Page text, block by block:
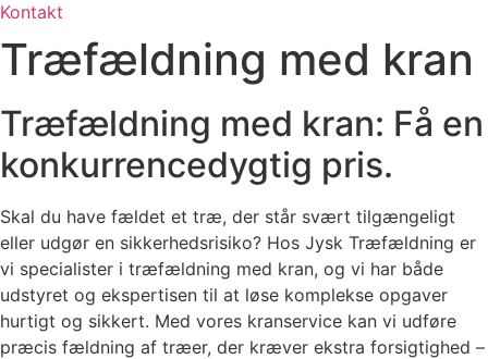
Kontakt
Træfældning med kran
Træfældning med kran: Få en
konkurrencedygtig pris.
Skal du have fældet et træ, der står svært tilgængeligt
eller udgør en sikkerhedsrisiko? Hos Jysk Træfældning er
vi specialister i træfældning med kran, og vi har både
udstyret og ekspertisen til at løse komplekse opgaver
hurtigt og sikkert. Med vores kranservice kan vi udføre
præcis fældning af træer, der kræver ekstra forsigtighed –